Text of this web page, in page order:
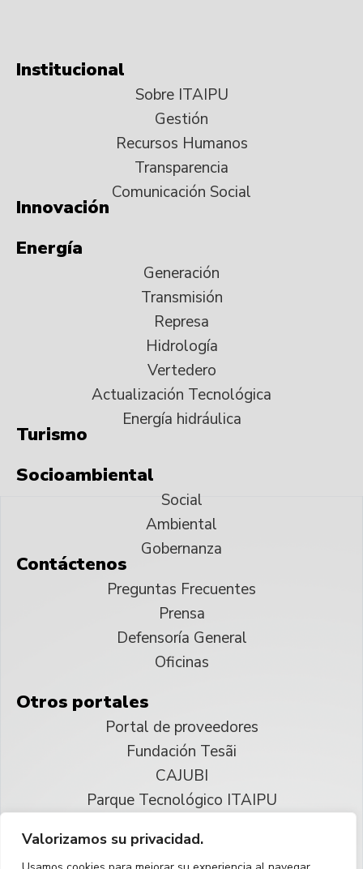
Valorizamos su privacidad.
Institucional
Sobre ITAIPU
Gestión
Recursos Humanos
Transparencia
Comunicación Social
Innovación
Energía
Generación
Transmisión
Represa
Hidrología
Vertedero
Actualización Tecnológica
Energía hidráulica
Turismo
Socioambiental
Social
Ambiental
Gobernanza
Contáctenos
Preguntas Frecuentes
Prensa
Defensoría General
Oficinas
Otros portales
Portal de proveedores
Fundación Tesãi
CAJUBI
Parque Tecnológico ITAIPU